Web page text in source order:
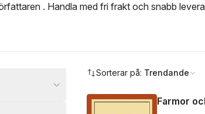
. Handla med fri frakt och snabb
Sorterar på: Trendande
Farmor